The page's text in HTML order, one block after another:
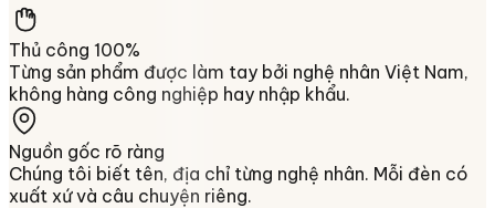
Thủ công 100%
Từng sản phẩm được làm tay bởi nghệ nhân Việt Nam,
không hàng công nghiệp hay nhập khẩu.
Nguồn gốc rõ ràng
Chúng tôi biết tên, địa chỉ từng nghệ nhân. Mỗi đèn có
xuất xứ và câu chuyện riêng.